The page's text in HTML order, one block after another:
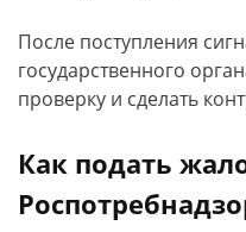
После поступления
государственного
проверку и сделать
Как подать